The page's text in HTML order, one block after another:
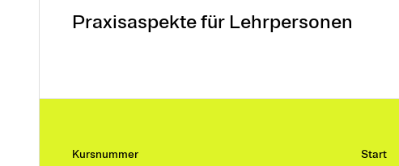
Praxisaspekte für Lehrpersonen
Kursnummer Start